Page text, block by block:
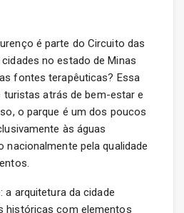
é parte do Circuito das
no estado de Minas
fontes terapêuticas? Essa
turistas atrás de bem-estar e
o parque é um dos poucos
às águas
nacionalmente pela qualidade
arquitetura da cidade
históricas com elementos